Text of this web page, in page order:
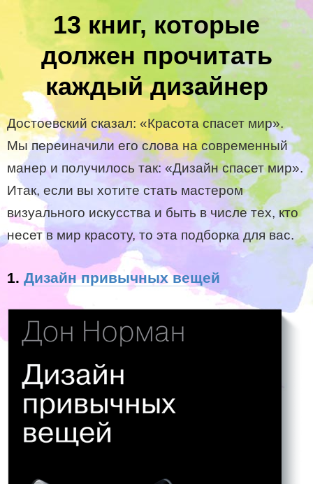
13 книг, которые
должен прочитать
каждый дизайнер
Достоевский сказал: «Красота спасет мир».
Мы переиначили его слова на современный
манер и получилось так: «Дизайн спасет мир».
Итак, если вы хотите стать мастером
визуального искусства и быть в числе тех, кто
несет в мир красоту, то эта подборка для вас.
1. Дизайн привычных вещей